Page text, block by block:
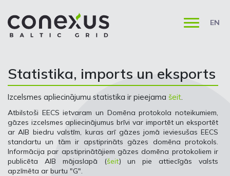
EN
Statistika, imports un eksports
Izcelsmes apliecinājumu statistika ir pieejama šeit.
Atbilstoši EECS ietvaram un Domēna protokola noteikumiem,
gāzes izcelsmes apliecinājumus brīvi var importēt un eksportēt
ar AIB biedru valstīm, kuras arī gāzes jomā ieviesušas EECS
standartu un tām ir apstiprināts gāzes domēna protokols.
Informācija par apstiprinātājiem gāzes domēna protokoliem ir
publicēta AIB mājaslapā (šeit) un pie attiecīgās valsts
apzīmēta ar burtu "G".